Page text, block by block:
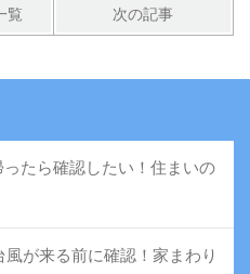
覧 次の記事
たら確認したい！住まいの
風が来る前に確認！家まわり